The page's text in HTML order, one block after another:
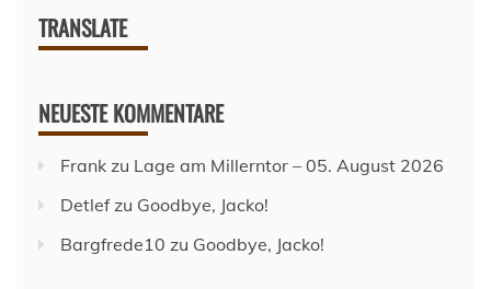
TRANSLATE
NEUESTE KOMMENTARE
Frank zu Lage am Millerntor – 05. August 2026
Detlefzu Goodbye, Jacko!
Bargfrede10 zu Goodbye, Jacko!